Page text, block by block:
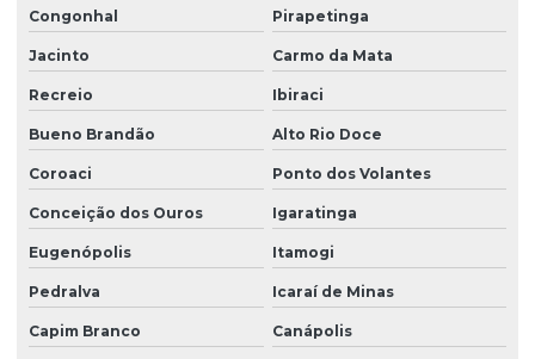
Congonhal Pirapetinga
Jacinto Carmo da Mata
Recreio Ibiraci
Bueno Brandão Alto Rio Doce
Coroaci Ponto dos Volantes
Conceição dos Ouros Igaratinga
Eugenópolis Itamogi
Pedralva Icaraí de Minas
Capim Branco Canápolis